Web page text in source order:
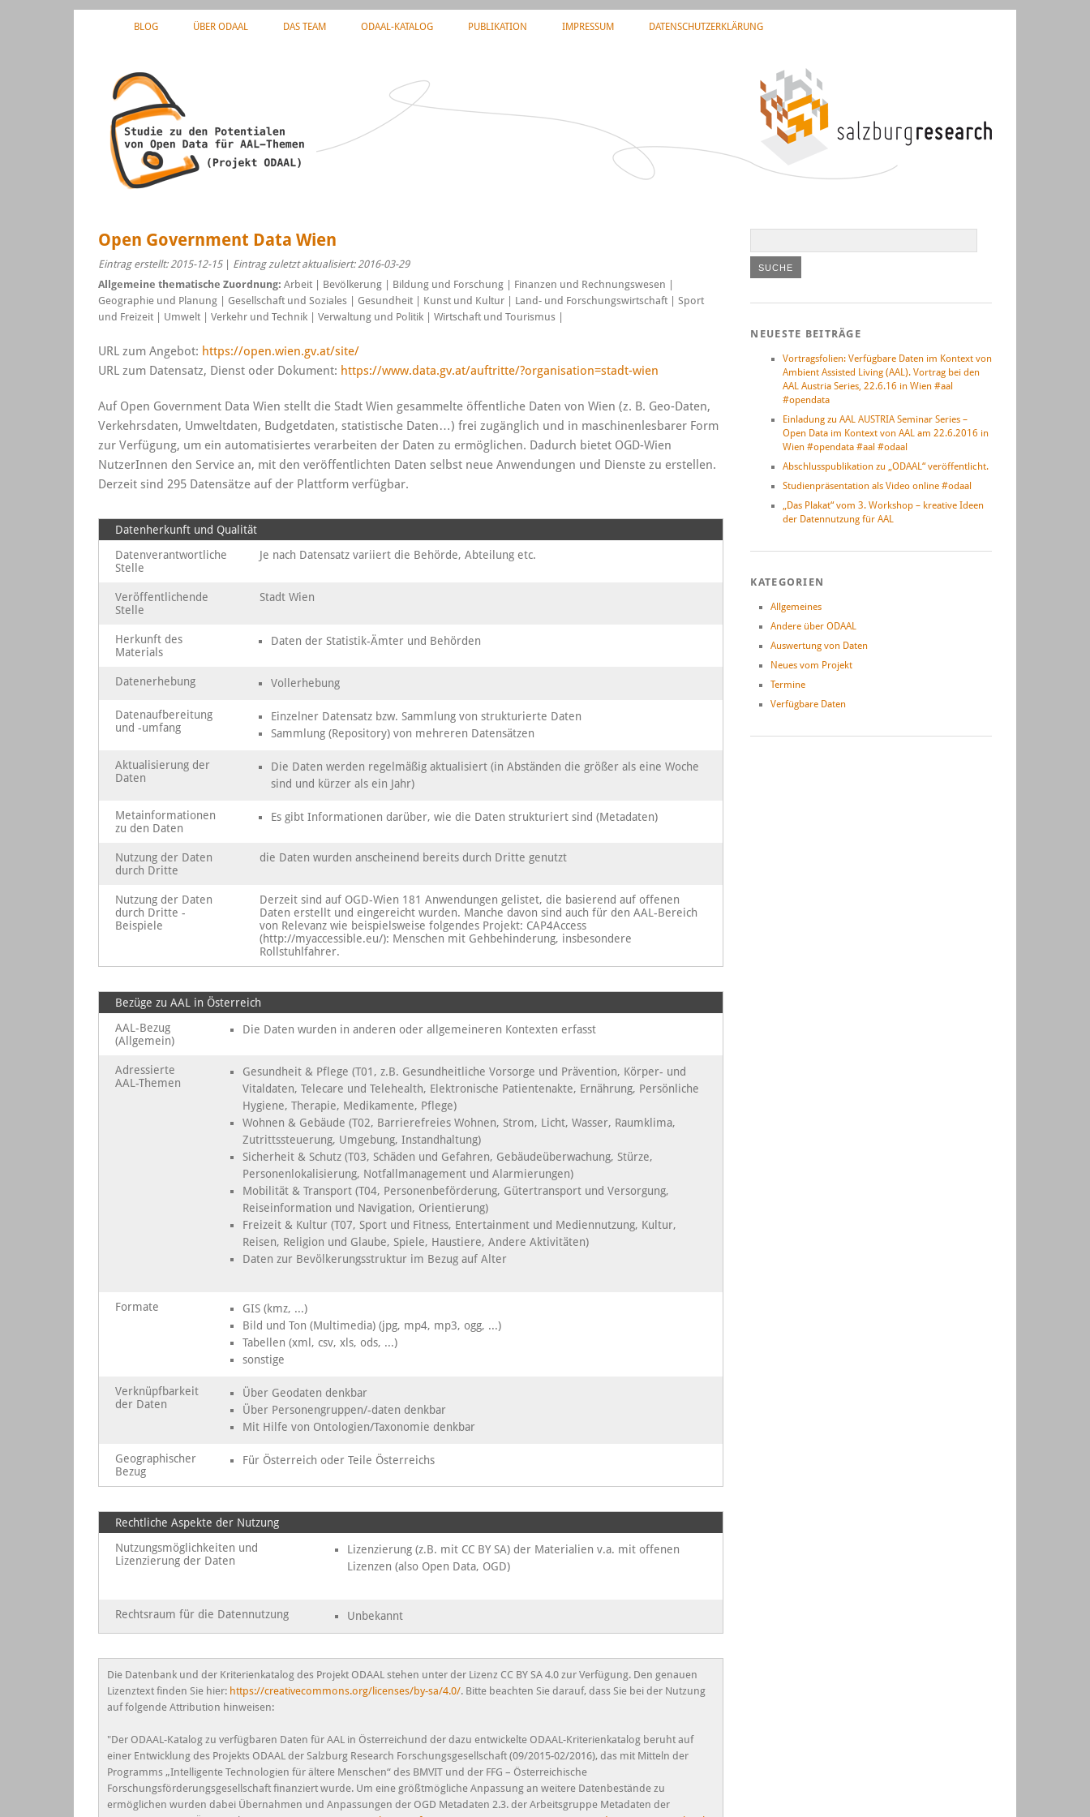
BLOG ÜBER ODAAL DAS TEAM ODAAL-KATALOG PUBLIKATION IMPRESSUM DATENSCHUTZERKLÄRUNG
Open Government Data Wien
Eintrag erstellt: 2015-12-15| Eintrag zuletzt aktualisiert: 2016-03-29
Allgemeine thematische Zuordnung: Arbeit | Bevölkerung | Bildung und Forschung | Finanzen und Rechnungswesen |
Geographie und Planung | Gesellschaft und Soziales | Gesundheit | Kunst und Kultur | Land- und Forschungswirtschaft | Sport
und Freizeit | Umwelt | Verkehr und Technik | Verwaltung und Politik | Wirtschaft und Tourismus |
URL zum Angebot: https://open.wien.gv.at/site/
URL zum Datensatz, Dienst oder Dokument: https://www.data.gv.at/auftritte/?organisation=stadt-wien
Auf Open Government Data Wien stellt die Stadt Wien gesammelte öffentliche Daten von Wien (z. B. Geo-Daten,
Verkehrsdaten, Umweltdaten, Budgetdaten, statistische Daten…) frei zugänglich und in maschinenlesbarer Form
zur Verfügung, um ein automatisiertes verarbeiten der Daten zu ermöglichen. Dadurch bietet OGD-Wien
NutzerInnen den Service an, mit den veröffentlichten Daten selbst neue Anwendungen und Dienste zu erstellen.
Derzeit sind 295 Datensätze auf der Plattform verfügbar.
Datenherkunft und Qualität
Datenverantwortliche
Stelle
Je nach Datensatz variiert die Behörde, Abteilung etc.
Veröffentlichende
Stelle
Stadt Wien
Herkunft des
Materials
Daten der Statistik-Ämter und Behörden
Datenerhebung Vollerhebung
Datenaufbereitung
und -umfang
Einzelner Datensatz bzw. Sammlung von strukturierte Daten
Sammlung (Repository) von mehreren Datensätzen
Aktualisierung der
Daten
Die Daten werden regelmäßig aktualisiert (in Abständen die größer als eine Woche
sind und kürzer als ein Jahr)
Metainformationen
zu den Daten
Es gibt Informationen darüber, wie die Daten strukturiert sind (Metadaten)
Nutzung der Daten
durch Dritte
die Daten wurden anscheinend bereits durch Dritte genutzt
Nutzung der Daten
durch Dritte -
Beispiele
Derzeit sind auf OGD-Wien 181 Anwendungen gelistet, die basierend auf offenen
Daten erstellt und eingereicht wurden. Manche davon sind auch für den AAL-Bereich
von Relevanz wie beispielsweise folgendes Projekt: CAP4Access
(http://myaccessible.eu/): Menschen mit Gehbehinderung, insbesondere
Rollstuhlfahrer.
Bezüge zu AAL in Österreich
AAL-Bezug
(Allgemein)
Die Daten wurden in anderen oder allgemeineren Kontexten erfasst
Adressierte
AAL-Themen
Gesundheit & Pflege (T01, z.B. Gesundheitliche Vorsorge und Prävention, Körper- und
Vitaldaten, Telecare und Telehealth, Elektronische Patientenakte, Ernährung, Persönliche
Hygiene, Therapie, Medikamente, Pflege)
Wohnen & Gebäude (T02, Barrierefreies Wohnen, Strom, Licht, Wasser, Raumklima,
Zutrittssteuerung, Umgebung, Instandhaltung)
Sicherheit & Schutz (T03, Schäden und Gefahren, Gebäudeüberwachung, Stürze,
Personenlokalisierung, Notfallmanagement und Alarmierungen)
Mobilität & Transport (T04, Personenbeförderung, Gütertransport und Versorgung,
Reiseinformation und Navigation, Orientierung)
Freizeit & Kultur (T07, Sport und Fitness, Entertainment und Mediennutzung, Kultur,
Reisen, Religion und Glaube, Spiele, Haustiere, Andere Aktivitäten)
Daten zur Bevölkerungsstruktur im Bezug auf Alter
Formate
GIS (kmz, ...)
Bild und Ton (Multimedia) (jpg, mp4, mp3, ogg, ...)
Tabellen (xml, csv, xls, ods, ...)
sonstige
Verknüpfbarkeit
der Daten
Über Geodaten denkbar
Über Personengruppen/-daten denkbar
Mit Hilfe von Ontologien/Taxonomie denkbar
Geographischer
Bezug
Für Österreich oder Teile Österreichs
Rechtliche Aspekte der Nutzung
Nutzungsmöglichkeiten und
Lizenzierung der Daten
Lizenzierung (z.B. mit CC BY SA) der Materialien v.a. mit offenen
Lizenzen (also Open Data, OGD)
Rechtsraum für die Datennutzung Unbekannt
Die Datenbank und der Kriterienkatalog des Projekt ODAAL stehen unter der Lizenz CC BY SA 4.0 zur Verfügung. Den genauen
Lizenztext finden Sie hier: https://creativecommons.org/licenses/by-sa/4.0/. Bitte beachten Sie darauf, dass Sie bei der Nutzung
auf folgende Attribution hinweisen:
"Der ODAAL-Katalog zu verfügbaren Daten für AAL in Österreichund der dazu entwickelte ODAAL-Kriterienkatalog beruht auf
einer Entwicklung des Projekts ODAAL der Salzburg Research Forschungsgesellschaft (09/2015-02/2016), das mit Mitteln der
Programms „Intelligente Technologien für ältere Menschen“ des BMVIT und der FFG – Österreichische
Forschungsförderungsgesellschaft finanziert wurde. Um eine größtmögliche Anpassung an weitere Datenbestände zu
ermöglichen wurden dabei Übernahmen und Anpassungen der OGD Metadaten 2.3. der Arbeitsgruppe Metadaten der
NEUESTE BEITRÄGE
Vortragsfolien: Verfügbare Daten im Kontext von
Ambient Assisted Living (AAL). Vortrag bei den
AAL Austria Series, 22.6.16 in Wien #aal
#opendata
Einladung zu AAL AUSTRIA Seminar Series –
Open Data im Kontext von AAL am 22.6.2016 in
Wien #opendata #aal #odaal
Abschlusspublikation zu „ODAAL“ veröffentlicht.
Studienpräsentation als Video online #odaal
„Das Plakat“ vom 3. Workshop – kreative Ideen
der Datennutzung für AAL
KATEGORIEN
Allgemeines
Andere über ODAAL
Auswertung von Daten
Neues vom Projekt
Termine
Verfügbare Daten